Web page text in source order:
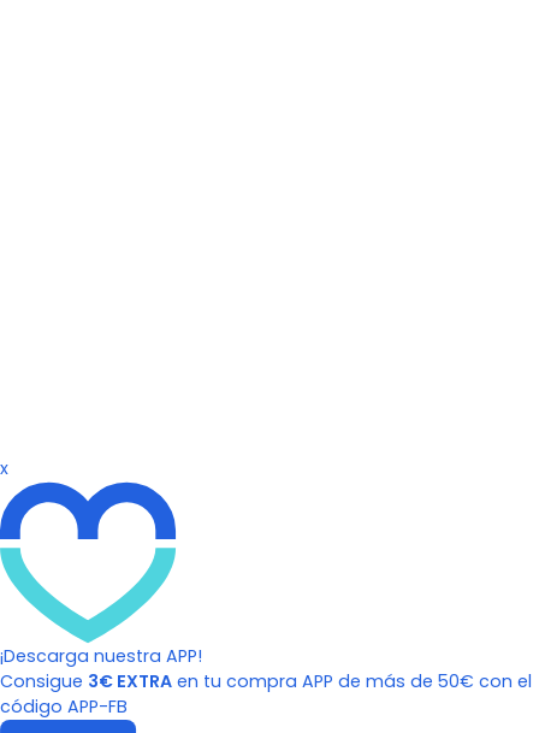
x
¡Descarga nuestra APP!
Consigue 3€ EXTRA en tu compra APP de más de 50€ con el
código APP-FB